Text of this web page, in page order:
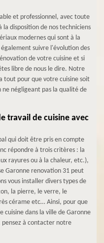
et professionnel, avec toute
disposition de nos techniciens
modernes qui sont à la
suivre l'évolution des
de votre cuisine et si
libre de nous le dire. Notre
tout pour que votre cuisine soit
négligeant pas la qualité de
travail de cuisine avec
qui doit être pris en compte
répondre à trois critères : la
rayures ou à la chaleur, etc.),
Garonne renovation 31 peut
vous installer divers types de
la pierre, le verre, le
cérame etc… Ainsi, pour que
cuisine dans la ville de Garonne
à contacter notre